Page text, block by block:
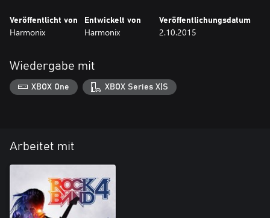
Veröffentlicht von
Harmonix
Entwickelt von
Harmonix
Veröffentlichungsdatum
2.10.2015
Wiedergabe mit
XBOX One XBOX Series X|S
Arbeitet mit